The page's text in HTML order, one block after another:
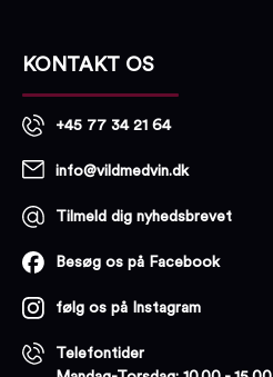
KONTAKT OS
+45 77 34 21 64
info@vildmedvin.dk
Tilmeld dig nyhedsbrevet
Besøg os på Facebook
følg os på Instagram
Telefontider